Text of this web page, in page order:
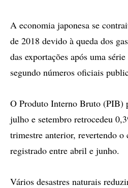
A economia japonesa se
de 2018 devido à queda dos
das exportações após uma
segundo números oficiais
O Produto Interno Bruto (PIB)
julho e setembro retrocedeu
trimestre anterior, revertendo o
registrado entre abril e junho.
Vários desastres naturais